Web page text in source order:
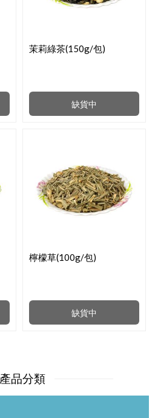
缺貨中
茉莉綠茶(150g/包)
缺貨中
檸檬草(100g/包)
產品分類